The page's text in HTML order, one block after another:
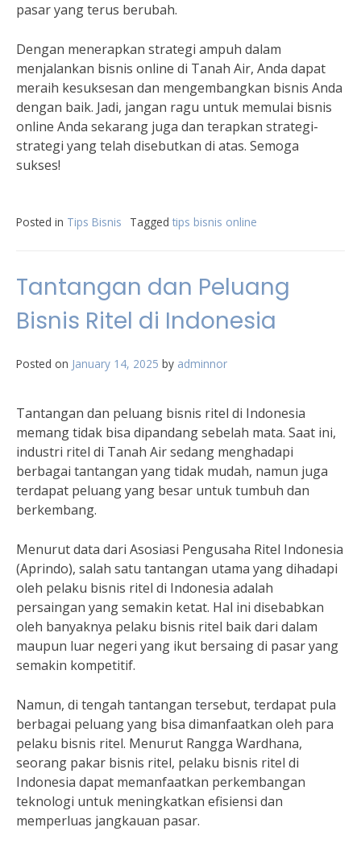
pasar yang terus berubah.
Dengan menerapkan strategi ampuh dalam
menjalankan bisnis online di Tanah Air, Anda dapat
meraih kesuksesan dan mengembangkan bisnis Anda
dengan baik. Jadi, jangan ragu untuk memulai bisnis
online Anda sekarang juga dan terapkan strategi-
strategi yang telah disebutkan di atas. Semoga
sukses!
Posted in Tips Bisnis Tagged tips bisnis online
Tantangan dan Peluang
Bisnis Ritel di Indonesia
Posted on January 14, 2025 by adminnor
Tantangan dan peluang bisnis ritel di Indonesia
memang tidak bisa dipandang sebelah mata. Saat ini,
industri ritel di Tanah Air sedang menghadapi
berbagai tantangan yang tidak mudah, namun juga
terdapat peluang yang besar untuk tumbuh dan
berkembang.
Menurut data dari Asosiasi Pengusaha Ritel Indonesia
(Aprindo), salah satu tantangan utama yang dihadapi
oleh pelaku bisnis ritel di Indonesia adalah
persaingan yang semakin ketat. Hal ini disebabkan
oleh banyaknya pelaku bisnis ritel baik dari dalam
maupun luar negeri yang ikut bersaing di pasar yang
semakin kompetitif.
Namun, di tengah tantangan tersebut, terdapat pula
berbagai peluang yang bisa dimanfaatkan oleh para
pelaku bisnis ritel. Menurut Rangga Wardhana,
seorang pakar bisnis ritel, pelaku bisnis ritel di
Indonesia dapat memanfaatkan perkembangan
teknologi untuk meningkatkan efisiensi dan
memperluas jangkauan pasar.